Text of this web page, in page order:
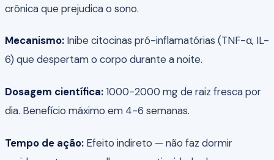
crônica que prejudica o sono.
Mecanismo: Inibe citocinas pró-inflamatórias (TNF-α, IL-
6) que despertam o corpo durante a noite.
Dosagem científica:1000-2000 mg de raiz fresca por
dia. Benefício máximo em 4-6 semanas.
Tempo de ação: Efeito indireto — não faz dormir